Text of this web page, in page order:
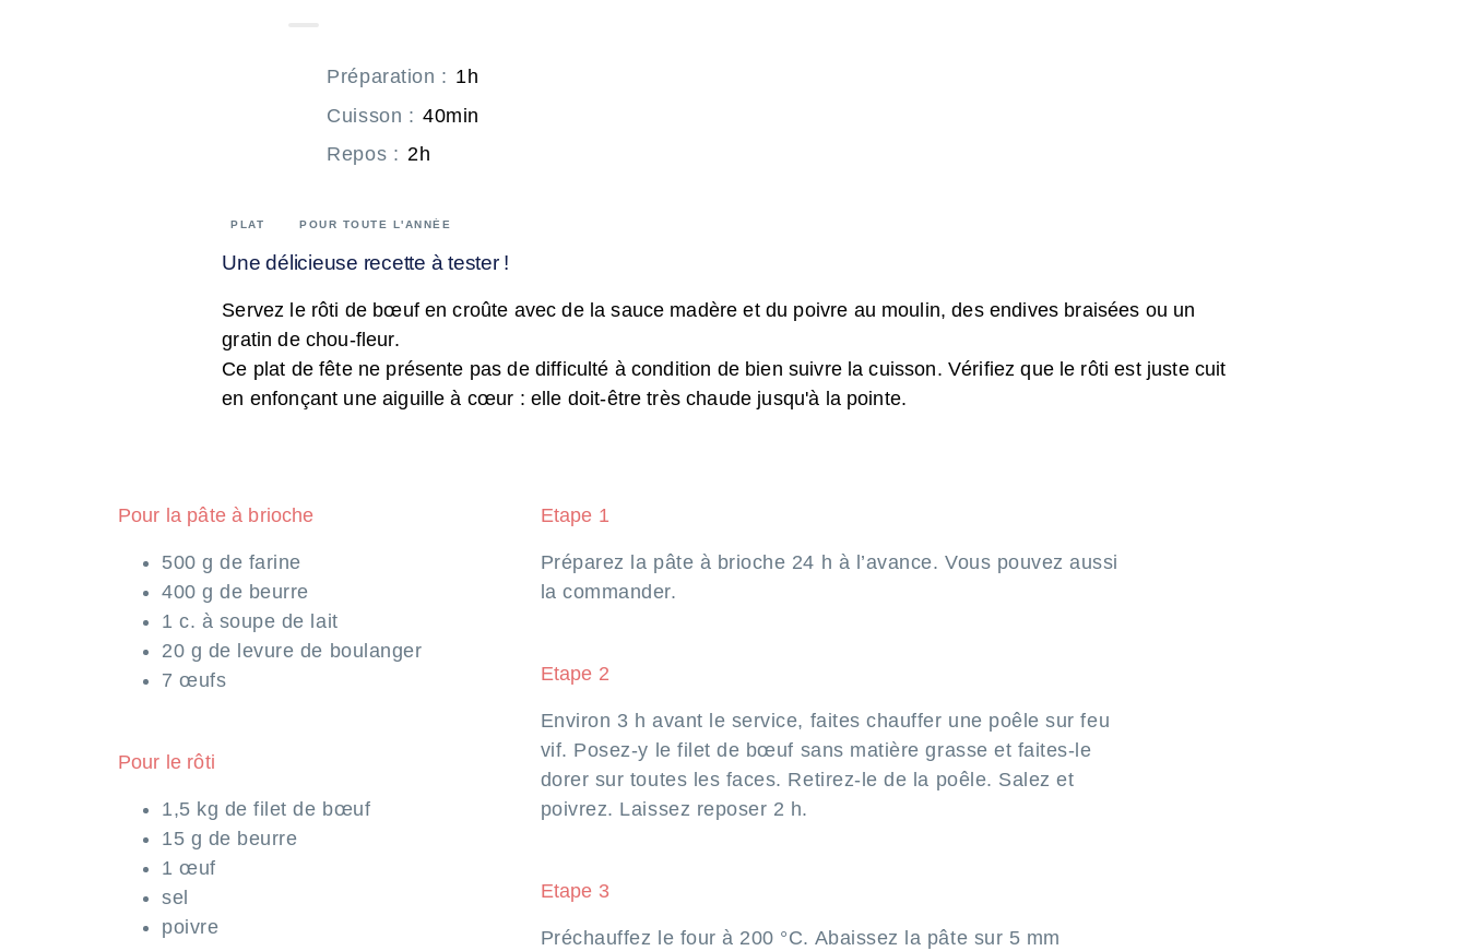
Préparation : 1h
Cuisson : 40min
Repos : 2h
PLAT POUR TOUTE L'ANNÉE
Une délicieuse recette à tester !
Servez le rôti de bœuf en croûte avec de la sauce madère et du poivre au moulin, des endives braisées ou un
gratin de chou-fleur.
Ce plat de fête ne présente pas de difficulté à condition de bien suivre la cuisson. Vérifiez que le rôti est juste cuit
en enfonçant une aiguille à cœur : elle doit-être très chaude jusqu'à la pointe.
Pour la pâte à brioche
500 g de farine
400 g de beurre
1 c. à soupe de lait
20 g de levure de boulanger
7 œufs
Pour le rôti
1,5 kg de filet de bœuf
15 g de beurre
1 œuf
sel
poivre
Etape 1
Préparez la pâte à brioche 24 h à l’avance. Vous pouvez aussi
la commander.
Etape 2
Environ 3 h avant le service, faites chauffer une poêle sur feu
vif. Posez-y le filet de bœuf sans matière grasse et faites-le
dorer sur toutes les faces. Retirez-le de la poêle. Salez et
poivrez. Laissez reposer 2 h.
Etape 3
Préchauffez le four à 200 °C. Abaissez la pâte sur 5 mm